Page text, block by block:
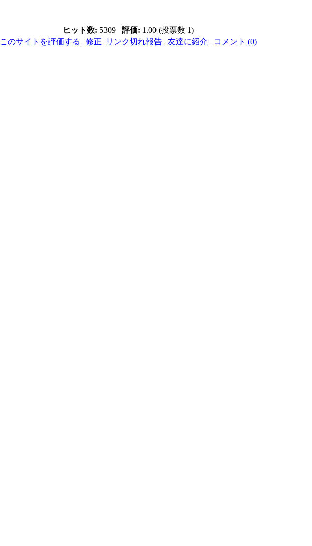
ヒット数: 5309 評価: 1.00 (投票数 1)
このサイトを評価する | 修正 | リンク切れ報告 | 友達に紹介 | コメント (0)